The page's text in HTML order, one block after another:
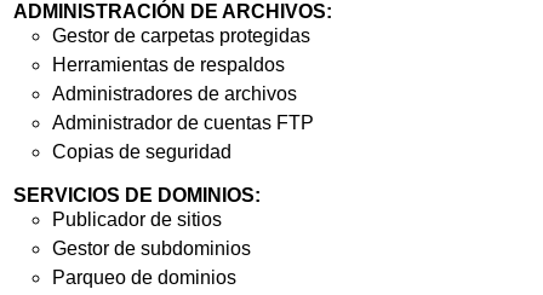
ADMINISTRACIÓN DE ARCHIVOS:
Gestor de carpetas protegidas
Herramientas de respaldos
Administradores de archivos
Administrador de cuentas FTP
Copias de seguridad
SERVICIOS DE DOMINIOS:
Publicador de sitios
Gestor de subdominios
Parqueo de dominios